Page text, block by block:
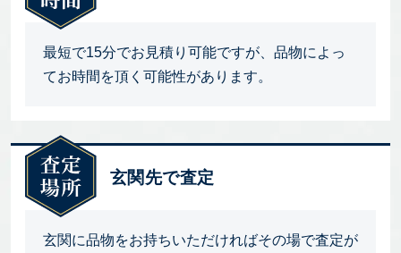
最短で15分でお見積り可能ですが、品物によっ
てお時間を頂く可能性があります。
玄関先で査定
玄関に品物をお持ちいただければその場で査定が